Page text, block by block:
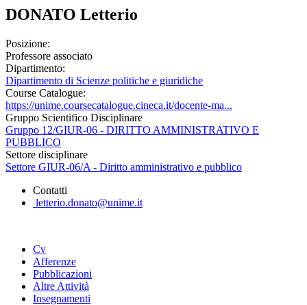
DONATO Letterio
Posizione:
Professore associato
Dipartimento:
Dipartimento di Scienze politiche e giuridiche
Course Catalogue:
https://unime.coursecatalogue.cineca.it/docente-ma...
Gruppo Scientifico Disciplinare
Gruppo 12/GIUR-06 - DIRITTO AMMINISTRATIVO E
PUBBLICO
Settore disciplinare
Settore GIUR-06/A - Diritto amministrativo e pubblico
Contatti
letterio.donato@unime.it
Cv
Afferenze
Pubblicazioni
Altre Attività
Insegnamenti